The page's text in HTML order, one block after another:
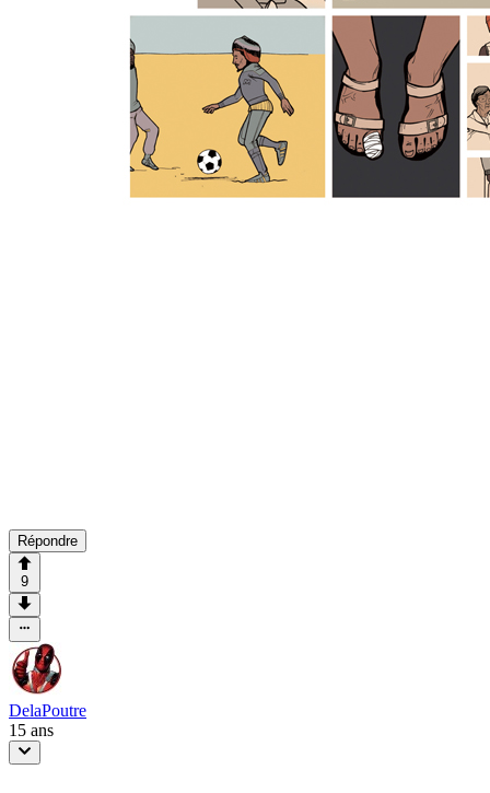
Répondre
9
DelaPoutre
15 ans